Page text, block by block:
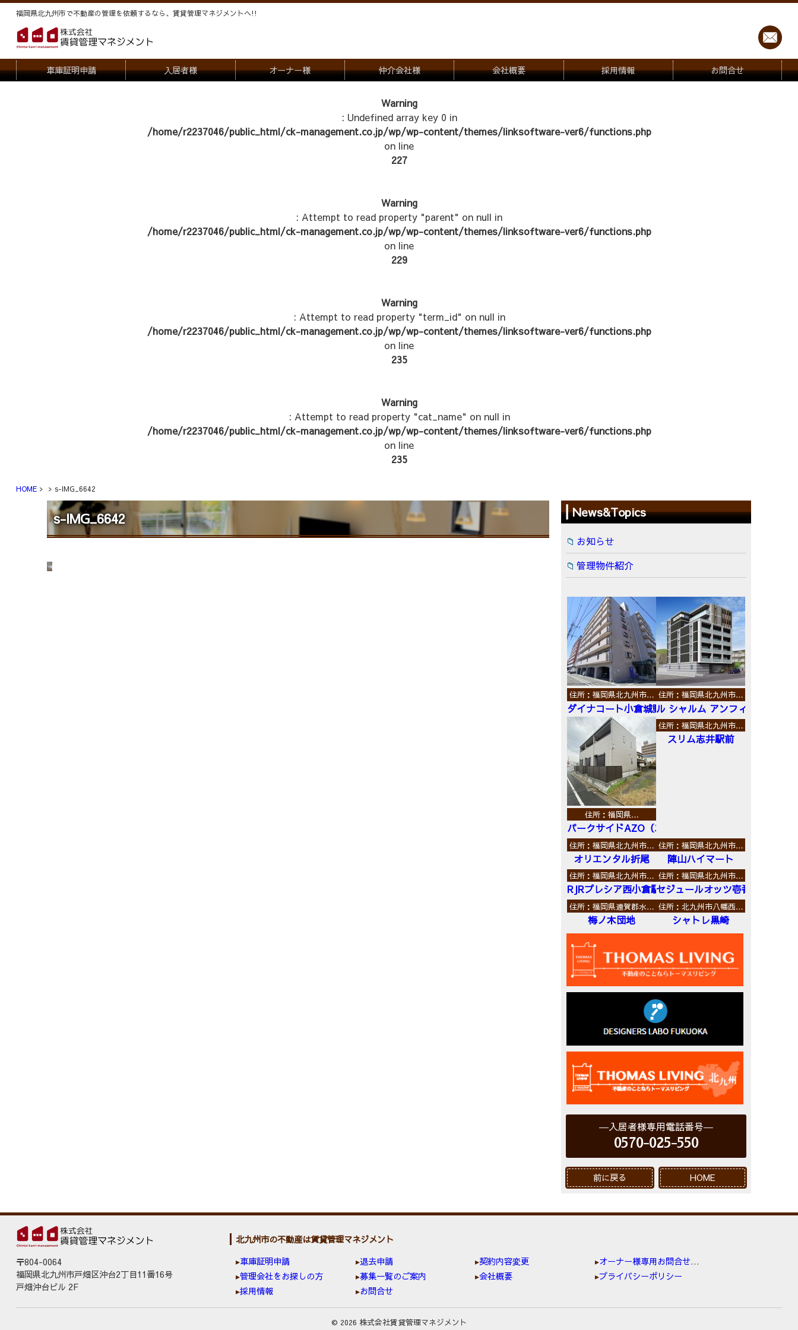
福岡県北九州市で不動産の管理を依頼するなら、賃貸管理マネジメントヘ!!
車庫証明申請 入居者様 オーナー様 仲介会社様
物件写真
管理物件紹介
会社概要 採用情報 お問合せ
Warning
: Undefined array key 0 in
/home/r2237046/public_html/ck-management.co.jp/wp/wp-content/themes/linksoftware-ver6/functions.php
on line
227
Warning
: Attempt to read property "parent" on null in
/home/r2237046/public_html/ck-management.co.jp/wp/wp-content/themes/linksoftware-ver6/functions.php
on line
229
Warning
: Attempt to read property "term_id" on null in
/home/r2237046/public_html/ck-management.co.jp/wp/wp-content/themes/linksoftware-ver6/functions.php
on line
235
Warning
: Attempt to read property "cat_name" on null in
/home/r2237046/public_html/ck-management.co.jp/wp/wp-content/themes/linksoftware-ver6/functions.php
on line
235
HOME s-IMG_6642
s-IMG_6642 News&Topics
お知らせ
管理物件紹介
住所：福岡県北九州市…
ダイナコート小倉城野
住所：福岡県北九州市…
ル シャルム アンフィニ
住所：福岡県…
パークサイドAZO（エーゼットオー）
住所：福岡県北九州市…
スリム志井駅前
住所：福岡県北九州市…
オリエンタル折尾
住所：福岡県北九州市…
陣山ハイマート
住所：福岡県北九州市…
RJRプレシア西小倉駅前
住所：福岡県北九州市…
セジュールオッツ壱番館
住所：福岡県遠賀郡水…
梅ノ木団地
住所：北九州市八幡西…
シャトレ黒崎
入居者様専用電話番号
0570-025-550
前に戻る HOME
〒804-0064
福岡県北九州市戸畑区沖台2丁目11番16号
戸畑沖台ビル 2F
北九州市の不動産は賃貸管理マネジメント
車庫証明申請
退去申請 契約内容変更
オーナー様専用お問合せ窓口
管理会社をお探しの方
募集一覧のご案内 会社概要
プライバシーポリシー
採用情報
お問合せ
© 2026 株式会社賃貸管理マネジメント